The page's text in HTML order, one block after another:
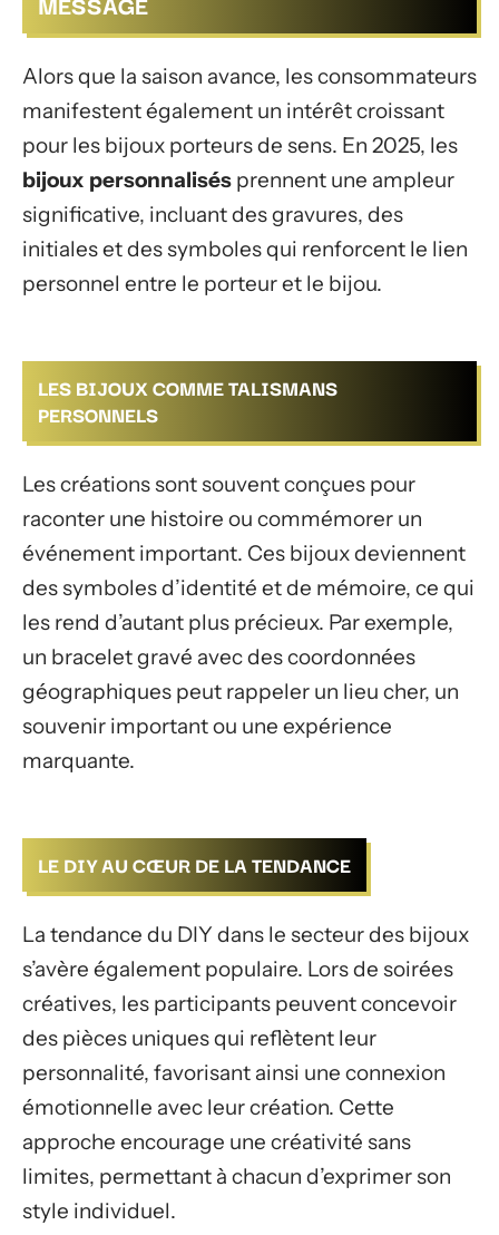
Alors que la saison avance, les consommateurs
manifestent également un intérêt croissant
pour les bijoux porteurs de sens. En 2025, les
bijoux personnalisés prennent une ampleur
significative, incluant des gravures, des
initiales et des symboles qui renforcent le lien
personnel entre le porteur et le bijou.
LES BIJOUX COMME TALISMANS
PERSONNELS
Les créations sont souvent conçues pour
raconter une histoire ou commémorer un
événement important. Ces bijoux deviennent
des symboles d’identité et de mémoire, ce qui
les rend d’autant plus précieux. Par exemple,
un bracelet gravé avec des coordonnées
géographiques peut rappeler un lieu cher, un
souvenir important ou une expérience
marquante.
LE DIY AU CŒUR DE LA TENDANCE
La tendance du DIY dans le secteur des bijoux
s’avère également populaire. Lors de soirées
créatives, les participants peuvent concevoir
des pièces uniques qui reflètent leur
personnalité, favorisant ainsi une connexion
émotionnelle avec leur création. Cette
approche encourage une créativité sans
limites, permettant à chacun d’exprimer son
style individuel.